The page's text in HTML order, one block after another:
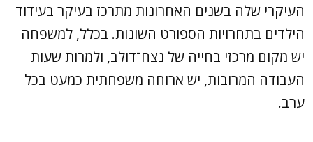
העיקרי שלה בשנים האחרונות מתרכז בעיקר בעידוד
הילדים בתחרויות הספורט השונות. בכלל, למשפחה
יש מקום מרכזי בחייה של נצח־דולב, ולמרות שעות
העבודה המרובות, יש ארוחה משפחתית כמעט בכל
ערב.